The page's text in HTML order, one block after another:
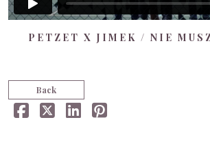
PETZET X JIMEK / NIE
Back